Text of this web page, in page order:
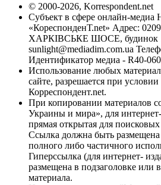
© 2000-2026, Korrespondent.net
Субъект в сфере онлайн-медиа
«КореспонденТ.net» Адрес:
ХАРКІВСЬКЕ ШОСЕ, будинок
sunlight@mediadim.com.ua
Идентификатор медиа - R40-
Использование любых
сайте, разрешается при
Корреспондент.net.
При копировании материалов
Украины и мира», для
прямая открытая для
Ссылка должна быть размещена
полного либо частичного
Гиперссылка (для интернет-
размещена в подзаголовке или
материала.